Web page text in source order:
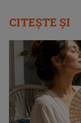
CITEȘTE ȘI